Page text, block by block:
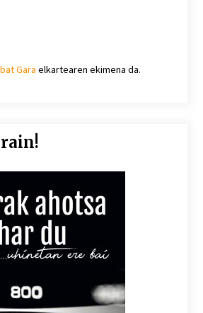
Gara elkartearen ekimena da.